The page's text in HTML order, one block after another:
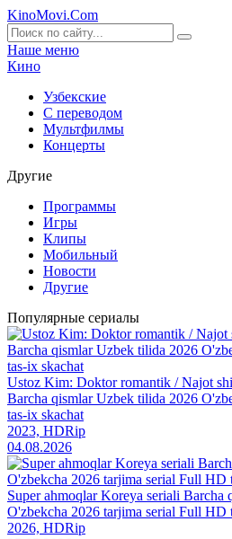
KinoMovi.Com
Наше меню
Кино
Узбекские
С переводом
Мультфилмы
Концерты
Другие
Программы
Игры
Клипы
Мобильный
Новости
Другие
Популярные сериалы
Ustoz Kim: Doktor romantik / Najot
Barcha qismlar Uzbek tilida 2026
tas-ix skachat
2023, HDRip
04.08.2026
Super ahmoqlar Koreya seriali Barcha
O'zbekcha 2026 tarjima serial Full HD
2026, HDRip